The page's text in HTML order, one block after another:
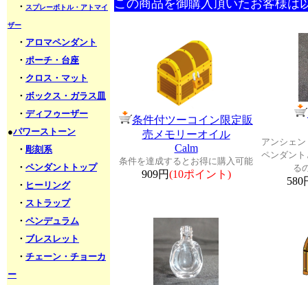
・ スプレーボトル・アトマイ
ザー
・ アロマペンダント
・ ポーチ・台座
・ クロス・マット
・ ボックス・ガラス皿
・ ディフゥーザー
●パワーストーン
・ 彫刻系
・ ペンダントトップ
・ ヒーリング
・ ストラップ
・ ペンデュラム
・ ブレスレット
・ チェーン・チョーカ
ー
この商品を御購入頂いたお客様は
条件付ツーコイン限定販
売メモリーオイル
Calm
条件を達成するとお得に購入可能
909円(10ポイント)
アンシェ
ペンダン
る
580